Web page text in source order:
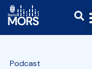
Podcast